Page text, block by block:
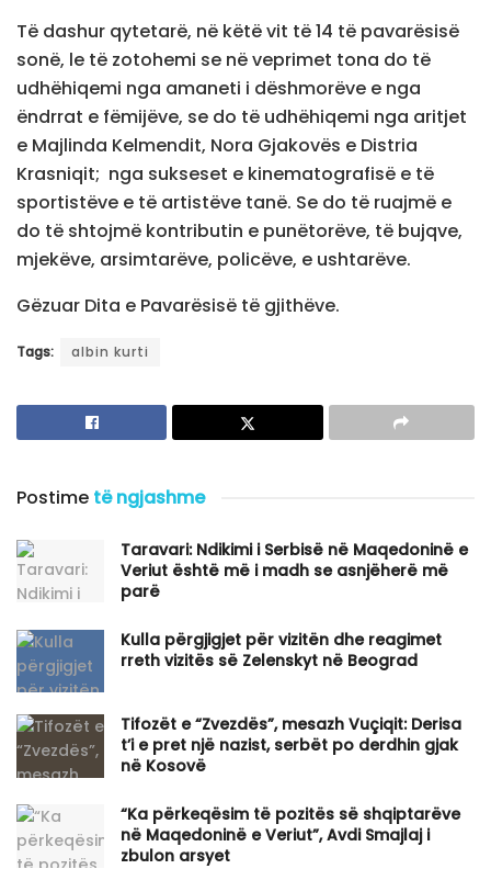
Të dashur qytetarë, në këtë vit të 14 të pavarësisë
sonë, le të zotohemi se në veprimet tona do të
udhëhiqemi nga amaneti i dëshmorëve e nga
ëndrrat e fëmijëve, se do të udhëhiqemi nga aritjet
e Majlinda Kelmendit, Nora Gjakovës e Distria
Krasniqit; nga sukseset e kinematografisë e të
sportistëve e të artistëve tanë. Se do të ruajmë e
do të shtojmë kontributin e punëtorëve, të bujqve,
mjekëve, arsimtarëve, policëve, e ushtarëve.
Gëzuar Dita e Pavarësisë të gjithëve.
Tags: albin kurti
Postime të ngjashme
Taravari: Ndikimi i Serbisë në Maqedoninë e
Veriut është më i madh se asnjëherë më
parë
Kulla përgjigjet për vizitën dhe reagimet
rreth vizitës së Zelenskyt në Beograd
Tifozët e “Zvezdës”, mesazh Vuçiqit: Derisa
t’i e pret një nazist, serbët po derdhin gjak
në Kosovë
“Ka përkeqësim të pozitës së shqiptarëve
në Maqedoninë e Veriut”, Avdi Smajlaj i
zbulon arsyet